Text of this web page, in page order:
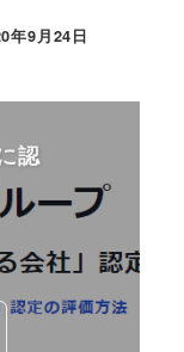
年9月24日
認